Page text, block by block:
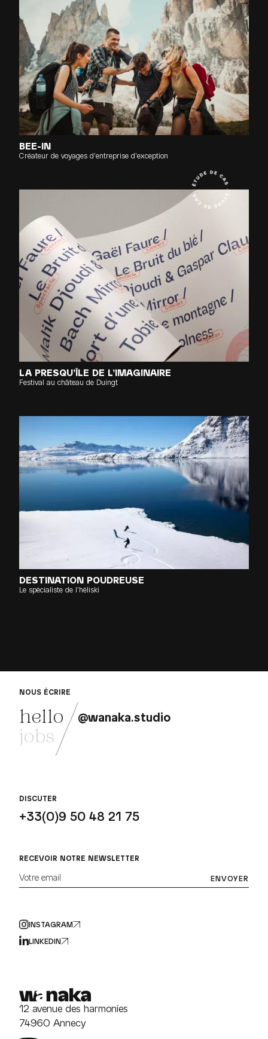
BEE-IN
Créateur de voyages d'entreprise d'exception
LA PRESQU’ÎLE DE L’IMAGI­NAIRE
Festival au château de Duingt
DESTINATION POUDREUSE
Le spécialiste de l'héliski
12 avenue des harmonies
74960 Annecy
NOUS ÉCRIRE
hello
jobs
@wanaka.studio
DISCUTER
+33(0)9 50 48 21 75
RECEVOIR NOTRE NEWSLETTER
Votre email ENVOYER
INSTAGRAM
LINKEDIN